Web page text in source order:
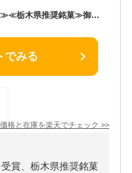
≪全国菓子大博覧会 橘花榮光章 受賞≫≪栃木県推奨銘菓≫御用邸の月 （8個）お取り寄せスイーツ 栃木 お土産 那須塩原
でみる
価格と在庫を楽天でチェック >>
賞、栃木県推奨銘菓